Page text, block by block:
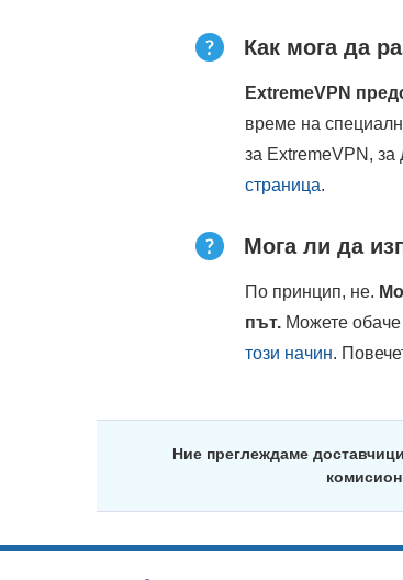
Как мога да
ExtremeVPN
време на
за ExtremeVPN, за
страница.
Мога ли да
По принцип, не.
път. Можете обаче
този начин.
Ние преглеждаме